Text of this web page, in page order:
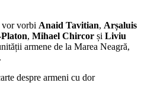
vor vorbi Anaid Tavitian, Arșaluis
, Mihael Chircor și Liviu
armene de la Marea Neagră,